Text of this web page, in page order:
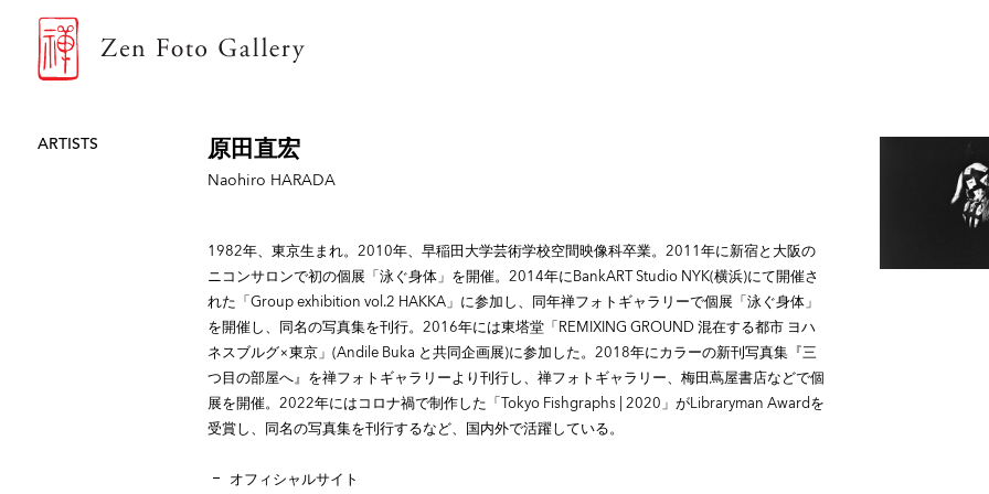
ARTISTS 原田直宏
Naohiro HARADA
1982年、東京生まれ。2010年、早稲田大学芸術学校空間映像科卒業。2011年に新宿と大阪の
ニコンサロンで初の個展「泳ぐ身体」を開催。2014年にBankART Studio NYK(横浜)にて開催さ
れた「Group exhibition vol.2 HAKKA」に参加し、同年禅フォトギャラリーで個展「泳ぐ身体」
を開催し、同名の写真集を刊行。2016年には東塔堂「REMIXING GROUND 混在する都市 ヨハ
ネスブルグ×東京」(Andile Buka と共同企画展)に参加した。2018年にカラーの新刊写真集『三
つ目の部屋へ』を禅フォトギャラリーより刊行し、禅フォトギャラリー、梅田蔦屋書店などで個
展を開催。2022年にはコロナ禍で制作した「Tokyo Fishgraphs | 2020」がLibraryman Awardを
受賞し、同名の写真集を刊行するなど、国内外で活躍している。
オフィシャルサイト